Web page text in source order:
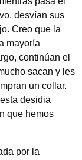
desvían sus
Creo que la
mayoría
continúan el
sacan y les
un collar.
desidia
que hemos
por la